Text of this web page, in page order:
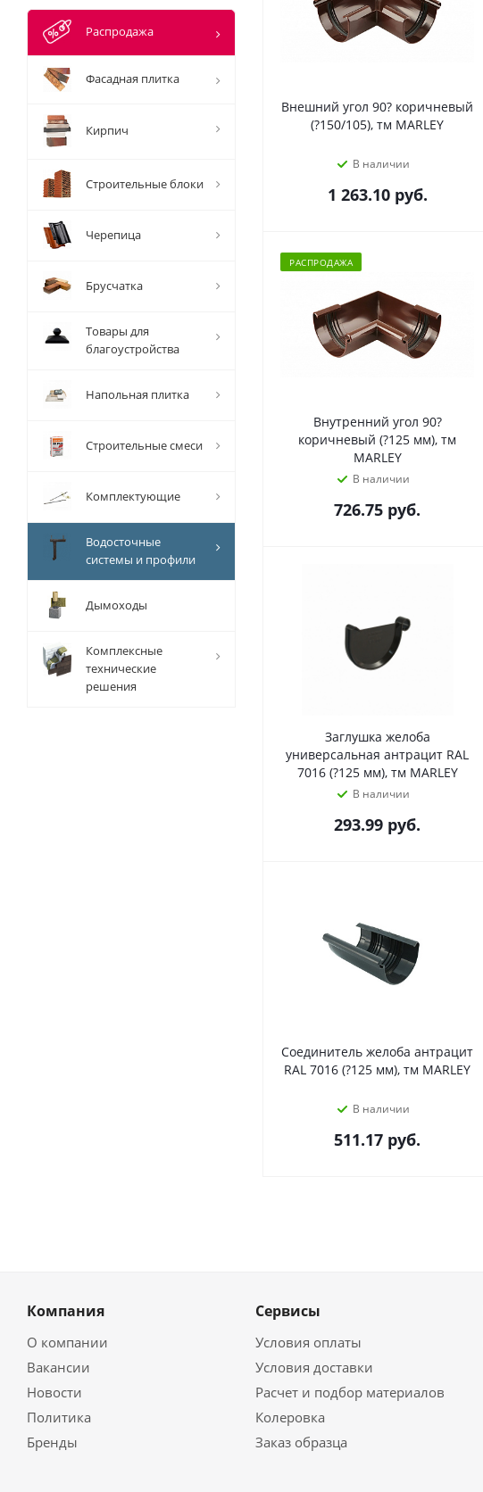
Внешний угол 90? коричневый
(?150/105), тм MARLEY
В наличии
1 263.10руб.
РАСПРОДАЖА
Внутренний угол 90?
коричневый (?125 мм), тм
MARLEY
В наличии
726.75 руб.
Заглушка желоба
универсальная антрацит RAL
7016 (?125 мм), тм MARLEY
В наличии
293.99 руб.
Соединитель желоба антрацит
RAL 7016 (?125 мм), тм MARLEY
В наличии
511.17 руб.
Распродажа
Фасадная плитка
Кирпич
Строительные блоки
Черепица
Брусчатка
Товары для
благоустройства
Напольная плитка
Строительные смеси
Комплектующие
Водосточные
системы и профили
Дымоходы
Комплексные
технические
решения
Компания
О компании
Вакансии
Новости
Политика
Бренды
Сервисы
Условия оплаты
Условия доставки
Расчет и подбор материалов
Колеровка
Заказ образца